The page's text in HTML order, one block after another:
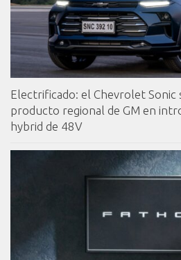
Electrificado: el Chevrolet Sonic
producto regional de GM en
hybrid de 48V